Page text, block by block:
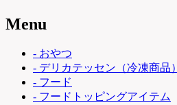
Menu
- おやつ
- デリカテッセン（冷凍商品）
- フード
- フードトッピングアイテム